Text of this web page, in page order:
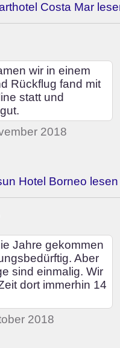
Costa Mar
wir in einem
Rückflug fand mit
statt und
2018
Hotel Borneo lesen
Jahre gekommen
Aber
sind einmalig. Wir
dort immerhin 14
2018